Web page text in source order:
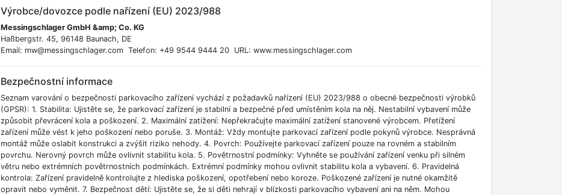
Výrobce/dovozce podle nařízení (EU) 2023/988
Messingschlager GmbH &amp; Co. KG
Haßbergstr. 45, 96148 Baunach, DE
Email: mw@messingschlager.com Telefon: +49 9544 9444 20 URL: www.messingschlager.com
Bezpečnostní informace
Seznam varování o bezpečnosti parkovacího zařízení vychází z požadavků nařízení (EU) 2023/988 o obecné bezpečnosti výrobků
(GPSR): 1. Stabilita: Ujistěte se, že parkovací zařízení je stabilní a bezpečné před umístěním kola na něj. Nestabilní vybavení může
způsobit převrácení kola a poškození. 2. Maximální zatížení: Nepřekračujte maximální zatížení stanovené výrobcem. Přetížení
zařízení může vést k jeho poškození nebo poruše. 3. Montáž: Vždy montujte parkovací zařízení podle pokynů výrobce. Nesprávná
montáž může oslabit konstrukci a zvýšit riziko nehody. 4. Povrch: Používejte parkovací zařízení pouze na rovném a stabilním
povrchu. Nerovný povrch může ovlivnit stabilitu kola. 5. Povětrnostní podmínky: Vyhněte se používání zařízení venku při silném
větru nebo extrémních povětrnostních podmínkách. Extrémní podmínky mohou ovlivnit stabilitu kola a vybavení. 6. Pravidelná
kontrola: Zařízení pravidelně kontrolujte z hlediska poškození, opotřebení nebo koroze. Poškozené zařízení je nutné okamžitě
opravit nebo vyměnit. 7. Bezpečnost dětí: Ujistěte se, že si děti nehrají v blízkosti parkovacího vybavení ani na něm. Mohou